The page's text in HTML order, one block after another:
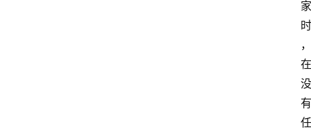
家
时
，
在
没
有
任